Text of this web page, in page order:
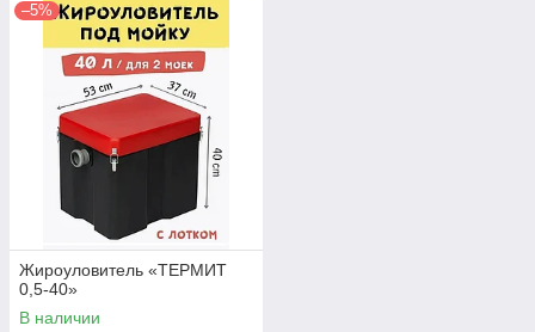
–5%
Жироуловитель «ТЕРМИТ
0,5-40»
В наличии